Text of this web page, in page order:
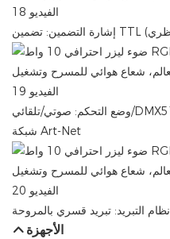
وضع التحكم: صوتي/تلقائي/DMX512/وضع رئيسي/وضع تابع/ILDA/كابل
شبكة Art-Net
نظام التبريد: تبريد قسري بالمروحة
الأجهزة